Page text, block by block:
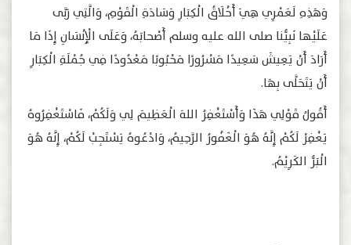
وَهَذِهِ لَعَمْرِي هِيَ أَخْلَاقُ الْكِبَارِ وَسَادَةِ الْقَوْمِ، وَالَّتِي رَبَّى
عَلَيْها نَبِيُّنا صلى الله عليه وسلم أَصْحابَهُ، وَعَلَى الْإِنْسَانِ إِذَا مَا
أَرَادَ أَنْ يَعِيشَ سَعِيدًا مَسْرُورًا مَحْبُوبًا مَعْدُودًا فِي جُمْلَةِ الْكِبَارِ
أَنْ يَتَحَلَّى بِهَا.
أَقُولُ قَوْلِي هَذَا وَأَسْتَغْفِرُ اللهَ الْعَظِيمَ لِي وَلَكُمْ، فَاسْتَغْفِرُوهُ
يَغْفِرْ لَكُمْ إِنَّهُ هُوَ الْغَفُورُ الرَّحِيمُ، وَادْعُوهُ يَسْتَجِبْ لَكُمْ، إِنَّهُ هُوَ
الْبَرُّ الكَرِيْمُ.